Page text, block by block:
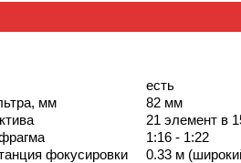
есть
мм
82 мм
21 элемент в
1:16 - 1:22
фокусировки
0.33 м